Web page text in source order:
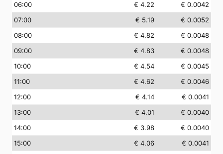
06:00 € 4.22
€ 0.0042
07:00 € 5.19
€ 0.0052
08:00 € 4.82
€ 0.0048
09:00 € 4.83
€ 0.0048
10:00 € 4.54
€ 0.0045
11:00 € 4.62
€ 0.0046
12:00 € 4.14
€ 0.0041
13:00 € 4.01
€ 0.0040
14:00 € 3.98
€ 0.0040
15:00 € 4.06
€ 0.0041